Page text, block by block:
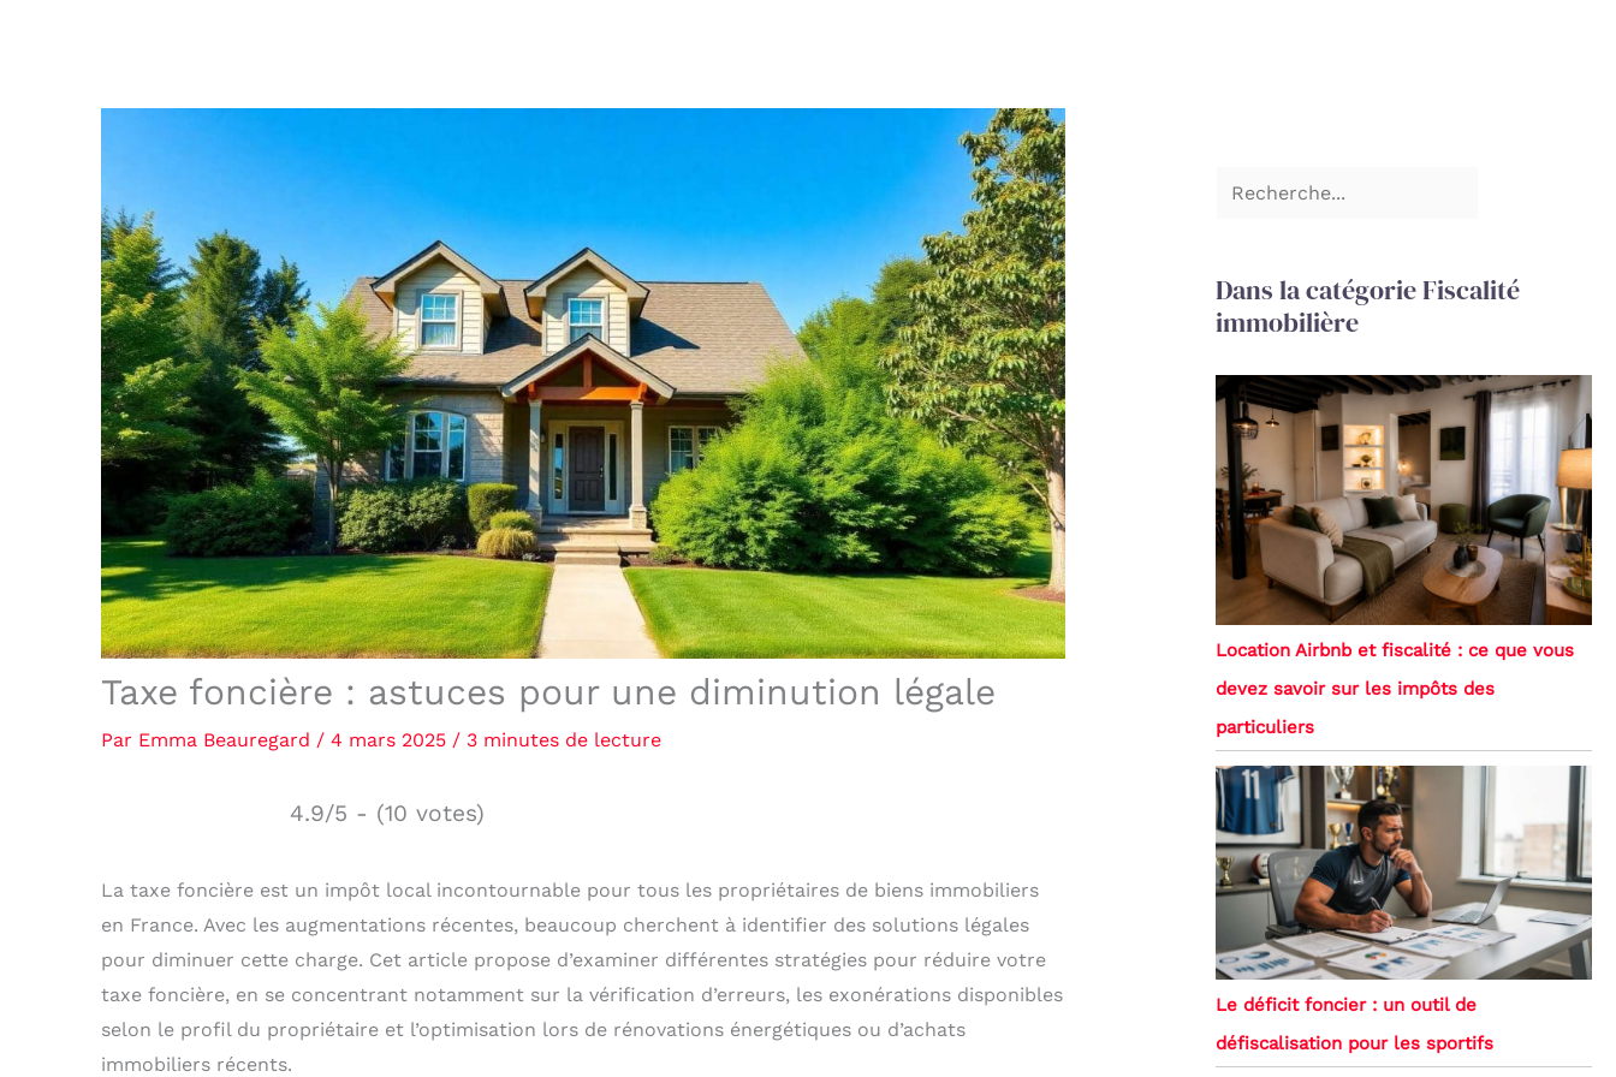
Taxe foncière : astuces pour une diminution légale
Par Emma Beauregard / 4 mars 2025 / 3 minutes de lecture
4.9/5 - (10 votes)
La taxe foncière est un impôt local incontournable pour tous les propriétaires de biens immobiliers
en France. Avec les augmentations récentes, beaucoup cherchent à identifier des solutions légales
pour diminuer cette charge. Cet article propose d’examiner différentes stratégies pour réduire votre
taxe foncière, en se concentrant notamment sur la vérification d’erreurs, les exonérations disponibles
selon le profil du propriétaire et l’optimisation lors de rénovations énergétiques ou d’achats
immobiliers récents.
Dans la catégorie Fiscalité
immobilière
Location Airbnb et fiscalité : ce que vous
devez savoir sur les impôts des
particuliers
Le déficit foncier : un outil de
défiscalisation pour les sportifs